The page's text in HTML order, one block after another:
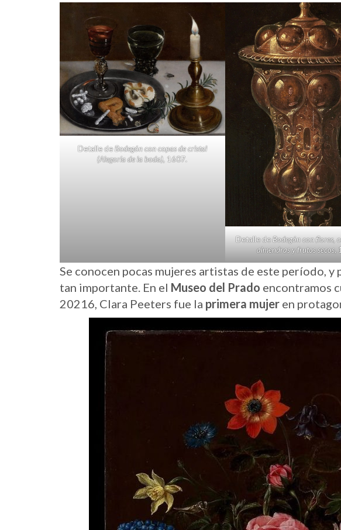
Detalle deBodegón con copas de cristal
(Alegoría de la boda), 1607.
Detalle deBodegón con flores,
almendras y frutos secos,
Se conocen pocas mujeres artistas de este período,
tan importante. En el Museo del Prado encontramos
20216, Clara Peeters fue la primera mujer en